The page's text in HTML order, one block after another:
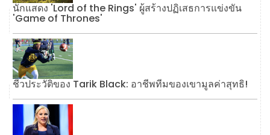
นักแสดง 'Lord of the Rings' ผู้สร้างปฏิเสธการแข่งขัน
'Game of Thrones'
ชีวประวัติของ Tarik Black: อาชีพทีมของเขามูลค่าสุทธิ!